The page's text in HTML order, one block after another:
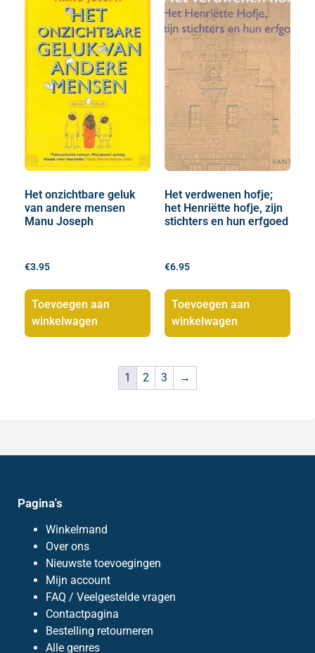
Het onzichtbare geluk
van andere mensen
Manu Joseph
€3.95
Toevoegen aan
winkelwagen
Het verdwenen hofje;
het Henriëtte hofje, zijn
stichters en hun erfgoed
€6.95
Toevoegen aan
winkelwagen
1 2 3 →
Pagina's
Winkelmand
Over ons
Nieuwste toevoegingen
Mijn account
FAQ / Veelgestelde vragen
Contactpagina
Bestelling retourneren
Alle genres